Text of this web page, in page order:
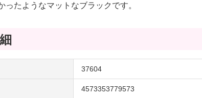
ったようなマットなブラックです。
37604
4573353779573